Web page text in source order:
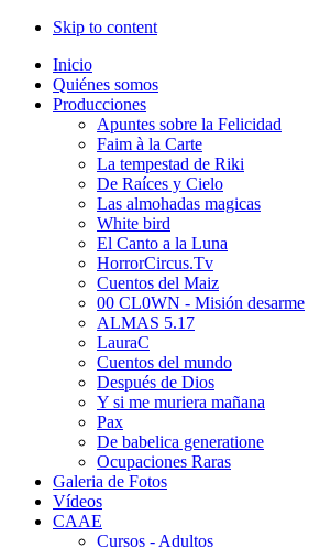
Skip to content
Inicio
Quiénes somos
Producciones
Apuntes sobre la Felicidad
Faim à la Carte
La tempestad de Riki
De Raíces y Cielo
Las almohadas magicas
White bird
El Canto a la Luna
HorrorCircus.Tv
Cuentos del Maiz
00 CL0WN - Misión desarme
ALMAS 5.17
LauraC
Cuentos del mundo
Después de Dios
Y si me muriera mañana
Pax
De babelica generatione
Ocupaciones Raras
Galeria de Fotos
Vídeos
CAAE
Cursos - Adultos